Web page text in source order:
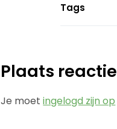
Tags
Plaats reactie
Je moetingelogd zijn op